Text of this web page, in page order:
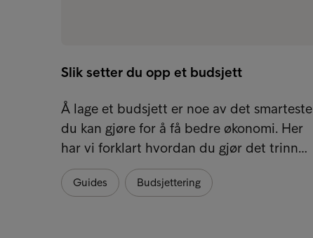
Slik setter du opp et budsjett
Å lage et budsjett er noe av det smarteste
du kan gjøre for å få bedre økonomi. Her
har vi forklart hvordan du gjør det trinn…
Guides Budsjettering